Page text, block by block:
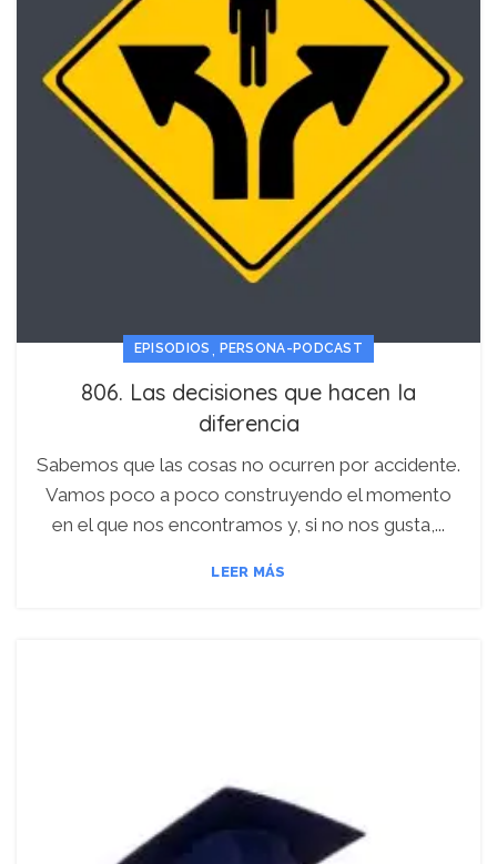
EPISODIOS PERSONA-PODCAST
806. Las decisiones que hacen la
diferencia
Sabemos que las cosas no ocurren por accidente.
Vamos poco a poco construyendo el momento
en el que nos encontramos y, si no nos gusta,...
LEER MÁS